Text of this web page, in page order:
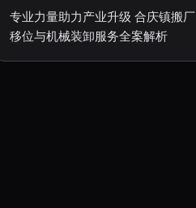
专业力量助力产业升级 合庆镇搬厂
移位与机械装卸服务全案解析